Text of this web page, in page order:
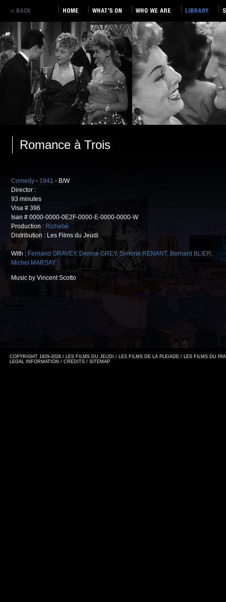
Romance à Trois
Comedy - 1941 - B/W
Director :
93 minutes
Visa # 396
Isan # 0000-0000-0E2F-0000-E-0000-0000-W
Production : Richebé
Distribution : Les Films du Jeudi
With : Fernand GRAVEY, Denise GREY,Simone RENANT, Bernard BLIER,
Michel MARSAY
Music by Vincent Scotto
COPYRIGHT 1929-2026 / LES FILMS DU JEUDI / LES FILMS DE LA PLEIADE / LES FILMS DU
LEGAL INFORMATION / CREDITS / SITEMAP